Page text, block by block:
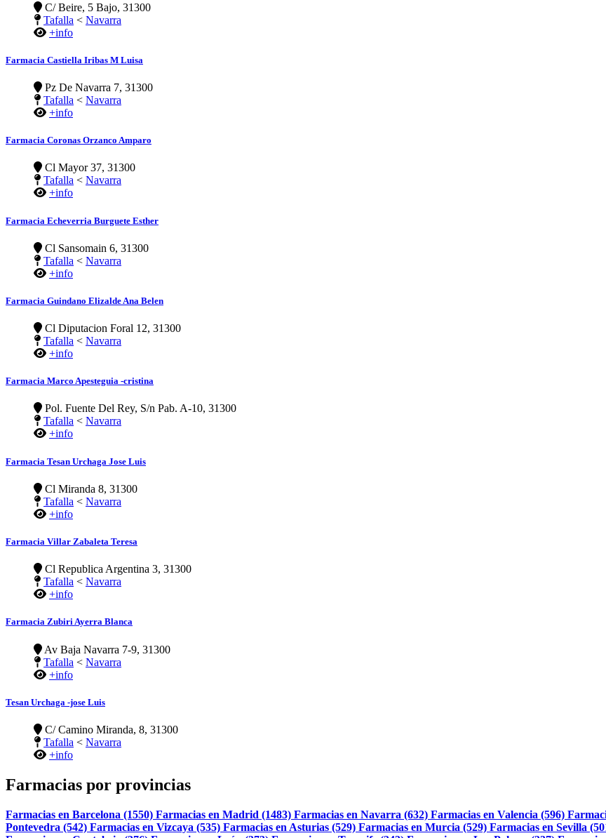
C/ Beire, 5 Bajo, 31300
Tafalla < Navarra
+info
Farmacia Castiella Iribas M Luisa
Pz De Navarra 7, 31300
Tafalla < Navarra
+info
Farmacia Coronas Orzanco Amparo
Cl Mayor 37, 31300
Tafalla < Navarra
+info
Farmacia Echeverria Burguete Esther
Cl Sansomain 6, 31300
Tafalla < Navarra
+info
Farmacia Guindano Elizalde Ana Belen
Cl Diputacion Foral 12, 31300
Tafalla < Navarra
+info
Farmacia Marco Apesteguia -cristina
Pol. Fuente Del Rey, S/n Pab. A-10, 31300
Tafalla < Navarra
+info
Farmacia Tesan Urchaga Jose Luis
Cl Miranda 8, 31300
Tafalla < Navarra
+info
Farmacia Villar Zabaleta Teresa
Cl Republica Argentina 3, 31300
Tafalla < Navarra
+info
Farmacia Zubiri Ayerra Blanca
Av Baja Navarra 7-9, 31300
Tafalla < Navarra
+info
Tesan Urchaga -jose Luis
C/ Camino Miranda, 8, 31300
Tafalla < Navarra
+info
Farmacias por provincias
Farmacias en Barcelona (1550) Farmacias en Madrid (1483) Farmacias en Navarra (632) Farmacias en Valencia (596)
Pontevedra (542) Farmacias en Vizcaya (535) Farmacias en Asturias (529) Farmacias en Murcia (529) Farmacias en Sevilla